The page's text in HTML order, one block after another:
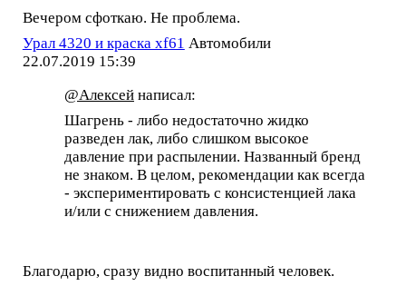
Вечером сфоткаю. Не проблема.
Урал 4320 и краска xf61 Автомобили
22.07.2019 15:39
@Алексейнаписал:
Шагрень - либо недостаточно жидко
разведен лак, либо слишком высокое
давление при распылении. Названный бренд
не знаком. В целом, рекомендации как всегда
- экспериментировать с консистенцией лака
и/или с снижением давления.
Благодарю, сразу видно воспитанный человек.